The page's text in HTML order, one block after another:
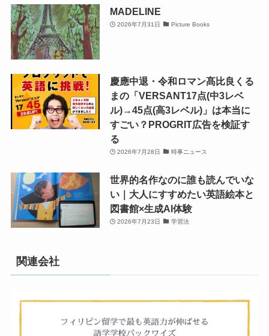
MADELINE
2026年7月31日 Picture Books
慶應中退・令和ロマン髙比良くる
まの「VERSANT17点(中3レベ
ル)→45点(高3レベル)」は本当に
すごい？PROGRIT広告を検証す
る
2026年7月28日 時事ニュース
世界的名作なのに誰も読んでいな
い｜大人にすすめたい英語絵本と
図書館×生成AI体験
2026年7月23日 学習法
関連会社